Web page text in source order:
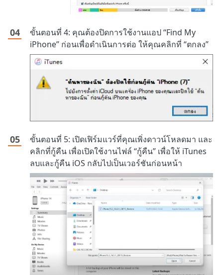
ขั้นตอนที่ 4: คุณต้องปิดการใช้งานแอป “Find My
iPhone” ก่อนเพื่อดำเนินการต่อ ให้คุณคลิกที่ “ตกลง”
ขั้นตอนที่ 5: เปิดเฟิร์มแวร์ที่คุณเพิ่งดาวน์โหลดมา และ
คลิกที่กู้คืน เพื่อเปิดใช้งานไฟล์ “กู้คืน” เพื่อให้ iTunes
ลบและกู้คืน iOS กลับไปเป็นเวอร์ชันก่อนหน้า